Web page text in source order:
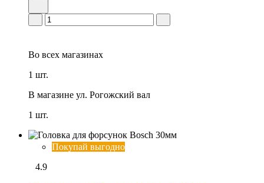
Во всех магазинах
1 шт.
В магазине ул. Рогожский вал
1 шт.
Покупай выгодно
4.9